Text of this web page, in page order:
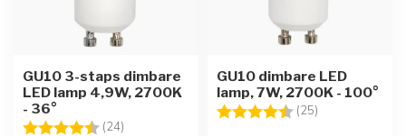
GU10 3-staps dimbare
LED lamp 4,9W, 2700K
- 36°
Beoordeling: (24)
GU10 dimbare LED
lamp, 7W, 2700K - 100°
Beoordeling: (25)